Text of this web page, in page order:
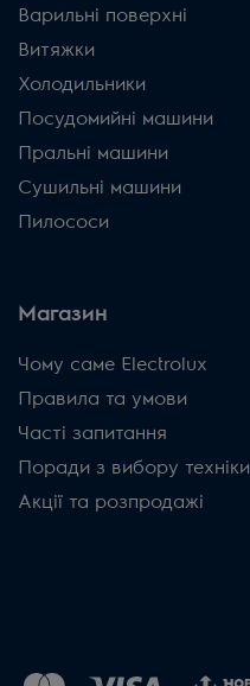
Варильні поверхні
Витяжки
Холодильники
Посудомийні машини
Пральні машини
Сушильні машини
Пилососи
Магазин
Чому саме Electrolux
Правила та умови
Часті запитання
Поради з вибору техніки
Акції та розпродажі